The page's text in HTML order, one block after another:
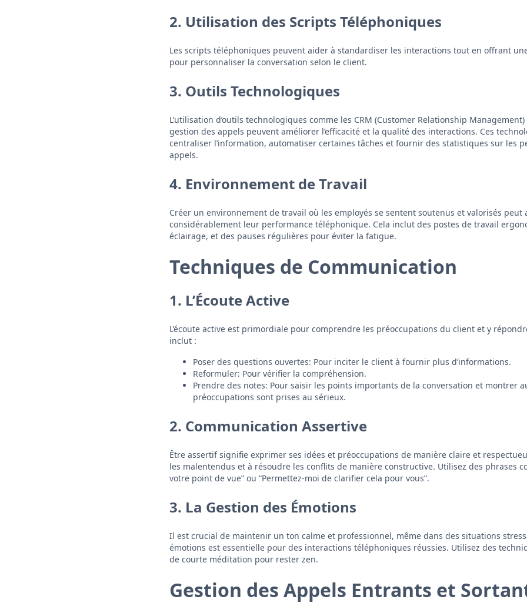
2. Utilisation des Scripts Téléphoniques
Les scripts téléphoniques peuvent aider à standardiser les interactions tout en offrant
pour personnaliser la conversation selon le client.
3. Outils Technologiques
L’utilisation d’outils technologiques comme les CRM (Customer Relationship
gestion des appels peuvent améliorer l’efficacité et la qualité des interactions. Ces
centraliser l’information, automatiser certaines tâches et fournir des statistiques sur les
appels.
4. Environnement de Travail
Créer un environnement de travail où les employés se sentent soutenus et valorisés peut
considérablement leur performance téléphonique. Cela inclut des postes de travail
éclairage, et des pauses régulières pour éviter la fatigue.
Techniques de Communication
1. L’Écoute Active
L’écoute active est primordiale pour comprendre les préoccupations du client et y
inclut :
Poser des questions ouvertes: Pour inciter le client à fournir plus d’informations.
Reformuler: Pour vérifier la compréhension.
Prendre des notes: Pour saisir les points importants de la conversation et montrer
préoccupations sont prises au sérieux.
2. Communication Assertive
Être assertif signifie exprimer ses idées et préoccupations de manière claire et
les malentendus et à résoudre les conflits de manière constructive. Utilisez des phrases
votre point de vue” ou “Permettez-moi de clarifier cela pour vous”.
3. La Gestion des Émotions
Il est crucial de maintenir un ton calme et professionnel, même dans des situations
émotions est essentielle pour des interactions téléphoniques réussies. Utilisez des
de courte méditation pour rester zen.
Gestion des Appels Entrants et